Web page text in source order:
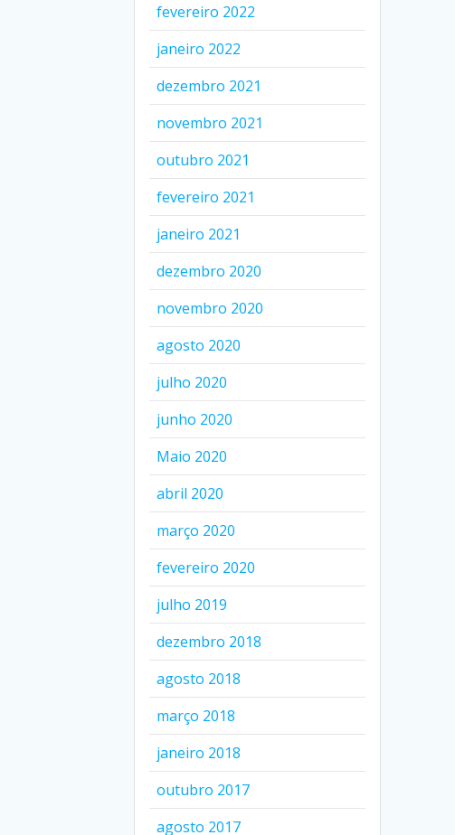
fevereiro 2022
janeiro 2022
dezembro 2021
novembro 2021
outubro 2021
fevereiro 2021
janeiro 2021
dezembro 2020
novembro 2020
agosto 2020
julho 2020
junho 2020
Maio 2020
abril 2020
março 2020
fevereiro 2020
julho 2019
dezembro 2018
agosto 2018
março 2018
janeiro 2018
outubro 2017
agosto 2017